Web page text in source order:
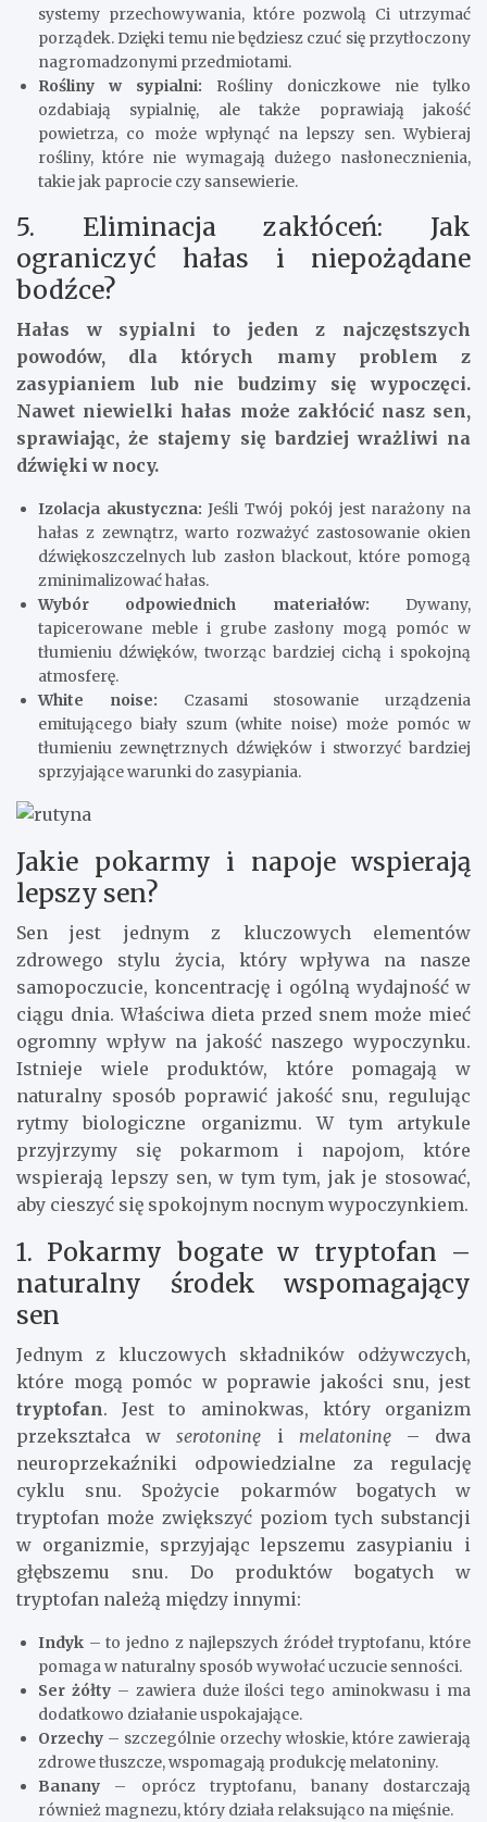
systemy przechowywania, które pozwolą Ci utrzymać
porządek. Dzięki temu nie będziesz czuć się przytłoczony
nagromadzonymi przedmiotami.
Rośliny w sypialni: Rośliny doniczkowe nie tylko
ozdabiają sypialnię, ale także poprawiają jakość
powietrza, co może wpłynąć na lepszy sen. Wybieraj
rośliny, które nie wymagają dużego nasłonecznienia,
takie jak paprocie czy sansewierie.
5. Eliminacja zakłóceń: Jak
ograniczyć hałas i niepożądane
bodźce?
Hałas w sypialni to jeden z najczęstszych
powodów, dla których mamy problem z
zasypianiem lub nie budzimy się wypoczęci.
Nawet niewielki hałas może zakłócić nasz sen,
sprawiając, że stajemy się bardziej wrażliwi na
dźwięki w nocy.
Izolacja akustyczna: Jeśli Twój pokój jest narażony na
hałas z zewnątrz, warto rozważyć zastosowanie okien
dźwiękoszczelnych lub zasłon blackout, które pomogą
zminimalizować hałas.
Wybór odpowiednich materiałów: Dywany,
tapicerowane meble i grube zasłony mogą pomóc w
tłumieniu dźwięków, tworząc bardziej cichą i spokojną
atmosferę.
White noise: Czasami stosowanie urządzenia
emitującego biały szum (white noise) może pomóc w
tłumieniu zewnętrznych dźwięków i stworzyć bardziej
sprzyjające warunki do zasypiania.
Jakie pokarmy i napoje wspierają
lepszy sen?
Sen jest jednym z kluczowych elementów
zdrowego stylu życia, który wpływa na nasze
samopoczucie, koncentrację i ogólną wydajność w
ciągu dnia. Właściwa dieta przed snem może mieć
ogromny wpływ na jakość naszego wypoczynku.
Istnieje wiele produktów, które pomagają w
naturalny sposób poprawić jakość snu, regulując
rytmy biologiczne organizmu. W tym artykule
przyjrzymy się pokarmom i napojom, które
wspierają lepszy sen, w tym tym, jak je stosować,
aby cieszyć się spokojnym nocnym wypoczynkiem.
1. Pokarmy bogate w tryptofan –
naturalny środek wspomagający
sen
Jednym z kluczowych składników odżywczych,
które mogą pomóc w poprawie jakości snu, jest
tryptofan. Jest to aminokwas, który organizm
przekształca wserotoninę i melatoninę– dwa
neuroprzekaźniki odpowiedzialne za regulację
cyklu snu. Spożycie pokarmów bogatych w
tryptofan może zwiększyć poziom tych substancji
w organizmie, sprzyjając lepszemu zasypianiu i
głębszemu snu. Do produktów bogatych w
tryptofan należą między innymi:
Indyk – to jedno z najlepszych źródeł tryptofanu, które
pomaga w naturalny sposób wywołać uczucie senności.
Ser żółty– zawiera duże ilości tego aminokwasu i ma
dodatkowo działanie uspokajające.
Orzechy – szczególnie orzechy włoskie, które zawierają
zdrowe tłuszcze, wspomagają produkcję melatoniny.
Banany – oprócz tryptofanu, banany dostarczają
również magnezu, który działa relaksująco na mięśnie.